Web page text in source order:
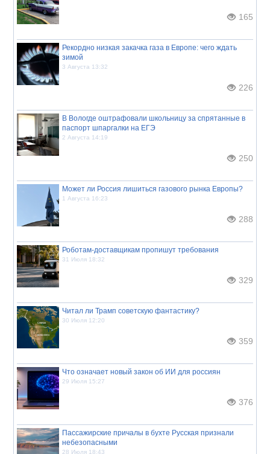
165
Рекордно низкая закачка газа в Европе: чего ждать
зимой
3 Августа 13:32
226
В Вологде оштрафовали школьницу за спрятанные в
паспорт шпаргалки на ЕГЭ
2 Августа 14:19
250
Может ли Россия лишиться газового рынка Европы?
1 Августа 16:23
288
Роботам-доставщикам пропишут требования
31 Июля 18:32
329
Читал ли Трамп советскую фантастику?
30 Июля 12:20
359
Что означает новый закон об ИИ для россиян
29 Июля 15:27
376
Пассажирские причалы в бухте Русская признали
небезопасными
28 Июля 18:43